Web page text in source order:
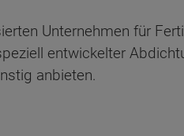
Unternehmen für
entwickelter
anbieten.